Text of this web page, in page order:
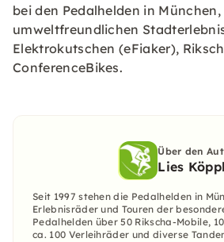
bei den Pedalhelden in
umweltfreundlichen
Elektrokutschen (eFiaker),
ConferenceBikes.
Über den
Lies Köppl
Seit 1997 stehen die Pedalhelden in
Erlebnisräder und Touren der
Pedalhelden über 50 Rikscha-Mobile,
ca. 100 Verleihräder und diverse